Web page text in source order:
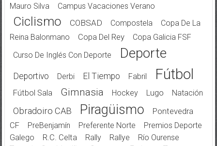
Mauro Silva
Campus Vacaciones Verano
Ciclismo COBSAD Compostela
Copa De La
Reina Balonmano
Copa Del Rey
Copa Galicia FSF
Curso De Inglés Con Deporte
Deporte
Deportivo Derbi El Tiempo Fabril Fútbol
Fútbol Sala Gimnasia Hockey Lugo Natación
Obradoiro CAB Piragüismo
Pontevedra
CF
PreBenjamín Preferente Norte
Premios Deporte
Galego
R.C. Celta Rally Rallye
Río Ourense